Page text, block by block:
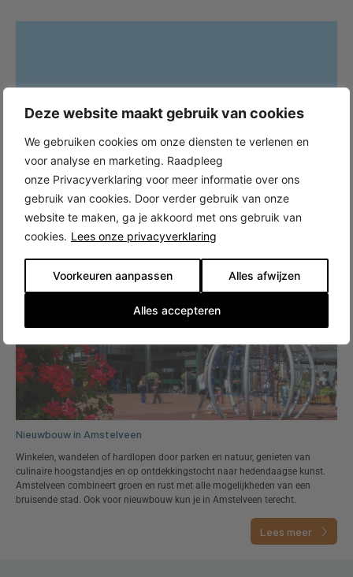
Deze website maakt gebruik van cookies
We gebruiken cookies om onze diensten te verlenen en
voor analyse en marketing. Raadpleeg
onze Privacyverklaring voor meer informatie over ons
gebruik van cookies. Door verder gebruik van onze
website te maken, ga je akkoord met ons gebruik van
cookies. Lees onze privacyverklaring
Voorkeuren aanpassen Alles afwijzen
Alles accepteren
Nieuwbouw in Amstelveen
Winkelen, wandelen of hardlopen door parken en natuur, genieten van
culinaire hoogstandjes en op ontdekkingstocht naar hedendaagse kunst.
Amstelveen combineert groen en rust met alle mogelijkheden van een
bruisende stad. Ook voor nieuwbouw kun je in Amstelveen terecht.
Lees meer